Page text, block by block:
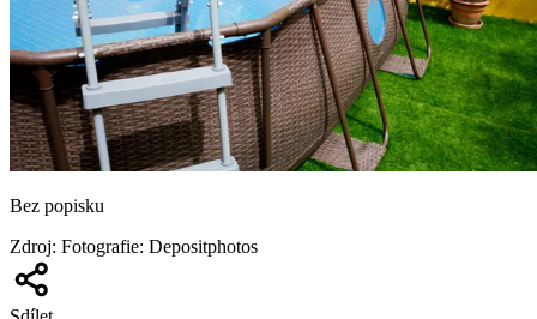
Bez popisku
Zdroj: Fotografie: Depositphotos